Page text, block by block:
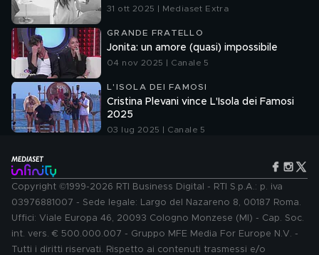
31 ott 2025 | Mediaset Extra
GRANDE FRATELLO
Jonita: un amore (quasi) impossibile
04 nov 2025 | Canale 5
L'ISOLA DEI FAMOSI
Cristina Plevani vince L'Isola dei Famosi
2025
03 lug 2025 | Canale 5
Copyright ©1999-2026 RTI Business Digital - RTI S.p.A.: p. iva
03976881007 - Sede legale: Largo del Nazareno 8, 00187 Roma.
Uffici: Viale Europa 46, 20093 Cologno Monzese (MI) - Cap. Soc.
int. vers. € 500.000.007 - Gruppo MFE Media For Europe N.V. -
Tutti i diritti riservati. Rispetto ai contenuti trasmessi e/o